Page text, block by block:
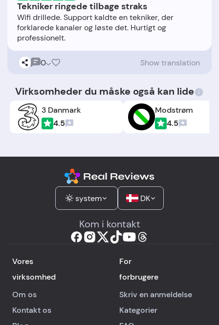
Tekniker ringede tilbage straks
Wifi drillede. Support kaldte en tekniker, der
forklarede kanaler og løste det. Hurtigt og
0 Show translation
Virksomheder du måske også kan lide
3 Danmark
4.5
Modstrøm
4.5
system DK
Kom i kontakt
Vores
virksomhed
Om os
Kontakt os
For
forbrugere
Skriv en anmeldelse
Kategorier